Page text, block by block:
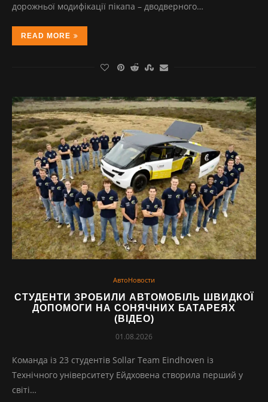
дорожньої модифікації пікапа – дводверного…
READ MORE
АвтоНовости
СТУДЕНТИ ЗРОБИЛИ АВТОМОБІЛЬ ШВИДКОЇ
ДОПОМОГИ НА СОНЯЧНИХ БАТАРЕЯХ
(ВІДЕО)
01.08.2026
Команда із 23 студентів Sollar Team Eindhoven із
Технічного університету Ейдховена створила перший у
світі…